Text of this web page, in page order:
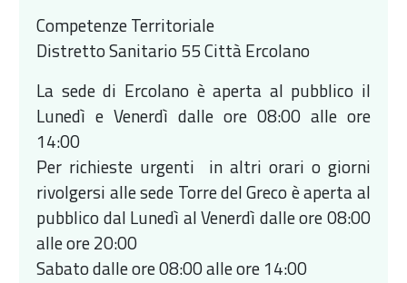
Competenze Territoriale
Distretto Sanitario 55 Città Ercolano
La sede di Ercolano è aperta al pubblico il
Lunedì e Venerdì dalle ore 08:00 alle ore
14:00
Per richieste urgenti in altri orari o giorni
rivolgersi alle sede Torre del Greco è aperta al
pubblico dal Lunedì al Venerdì dalle ore 08:00
alle ore 20:00
Sabato dalle ore 08:00 alle ore 14:00